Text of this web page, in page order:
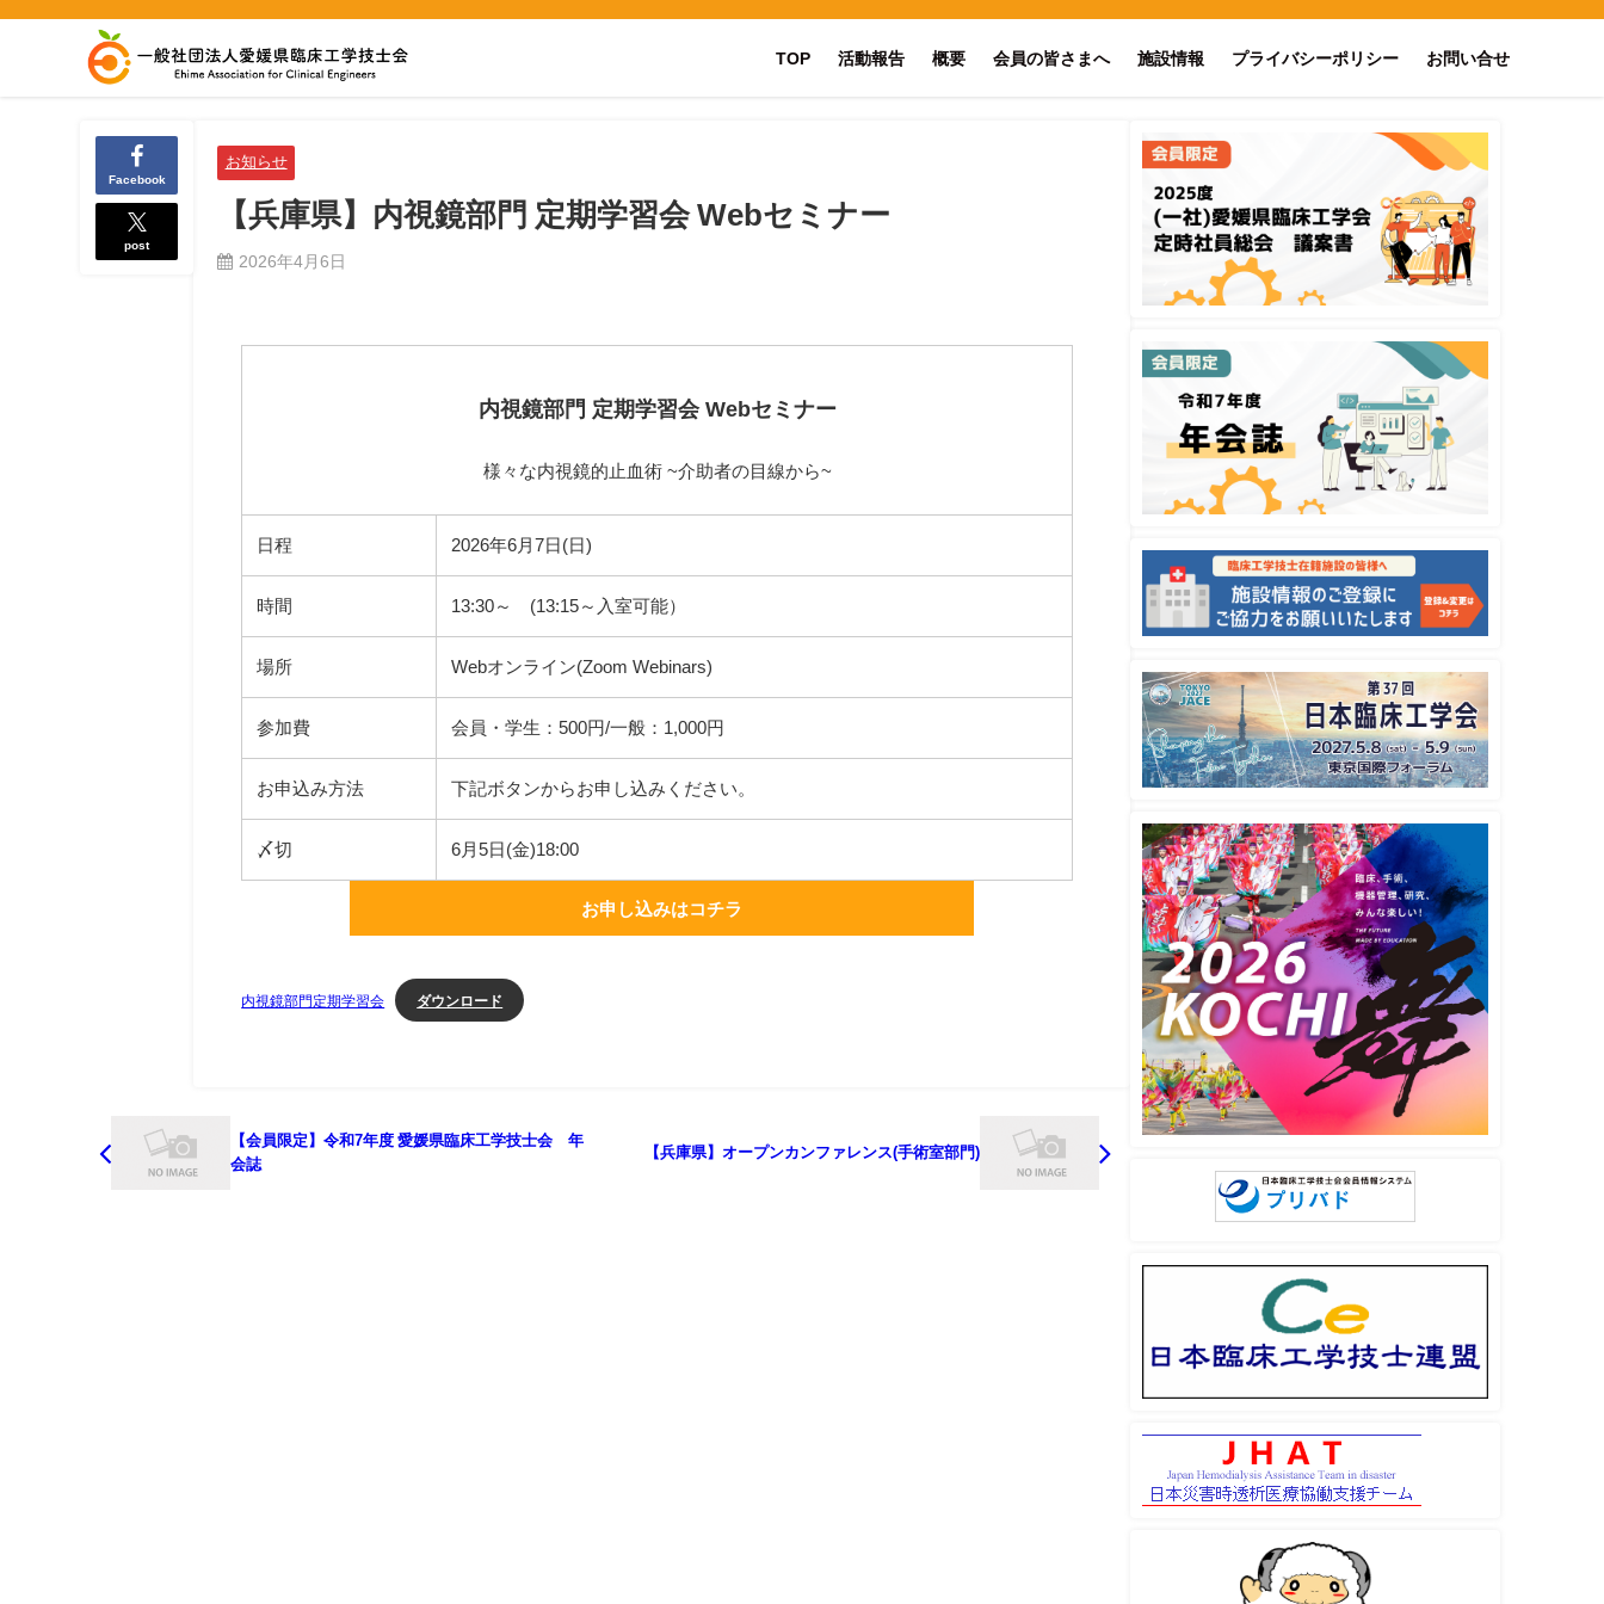
TOP 活動報告 概要 会員の皆さまへ 施設情報 プライバシーポリシー お問い合せ
Facebook
post
お知らせ
【兵庫県】内視鏡部門 定期学習会 Webセミナー
2026年4月6日
内視鏡部門 定期学習会 Webセミナー
様々な内視鏡的止血術 ~介助者の目線から~
日程 2026年6月7日(日)
時間 13:30～ (13:15～入室可能）
場所 Webオンライン(Zoom Webinars)
参加費 会員・学生：500円/一般：1,000円
お申込み方法 下記ボタンからお申し込みください。
〆切 6月5日(金)18:00
お申し込みはコチラ
内視鏡部門定期学習会 ダウンロード
【会員限定】令和7年度 愛媛県臨床工学技士会 年
会誌
【兵庫県】オープンカンファレンス(手術室部門)